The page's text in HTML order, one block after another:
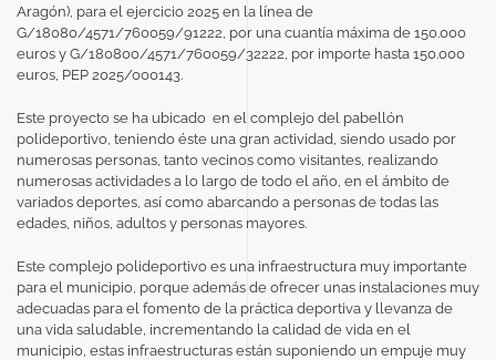
Aragón), para el ejercicio 2025 en la línea de
G/18080/4571/760059/91222, por una cuantía máxima de 150.000
euros y G/180800/4571/760059/32222, por importe hasta 150.000
euros, PEP 2025/000143.
Este proyecto se ha ubicado en el complejo del pabellón
polideportivo, teniendo éste una gran actividad, siendo usado por
numerosas personas, tanto vecinos como visitantes, realizando
numerosas actividades a lo largo de todo el año, en el ámbito de
variados deportes, así como abarcando a personas de todas las
edades, niños, adultos y personas mayores.
Este complejo polideportivo es una infraestructura muy importante
para el municipio, porque además de ofrecer unas instalaciones muy
adecuadas para el fomento de la práctica deportiva y llevanza de
una vida saludable, incrementando la calidad de vida en el
municipio, estas infraestructuras están suponiendo un empuje muy